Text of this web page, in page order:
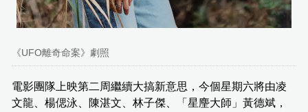
《UFO離奇命案》劇照
電影團隊上映第二周繼續大搞新意思，今個星期六將由凌
文龍、楊偲泳、陳湛文、林子傑、「星麈大師」黃德斌，